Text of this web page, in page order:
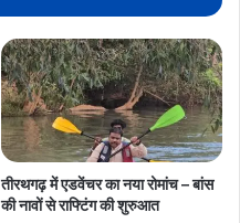
तीरथगढ़ में एडवेंचर का नया रोमांच – बांस
की नावों से राफ्टिंग की शुरुआत